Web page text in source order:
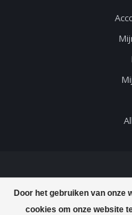
Door het gebruiken van onze
cookies om onze website
© Copyright 2026
Lightspeed-